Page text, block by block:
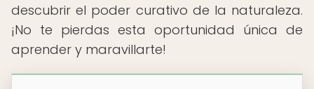
descubrir el poder curativo de la naturaleza.
¡No te pierdas esta oportunidad única de
aprender y maravillarte!